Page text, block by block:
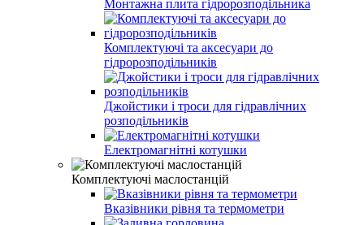
Монтажна плита гідророзподільника
Комплектуючі та аксесуари до
гідророзподільників
Джойстики і троси для гідравлічних
розподільників
Електромагнітні котушки
Комплектуючі маслостанцій
Вказівники рівня та термометри